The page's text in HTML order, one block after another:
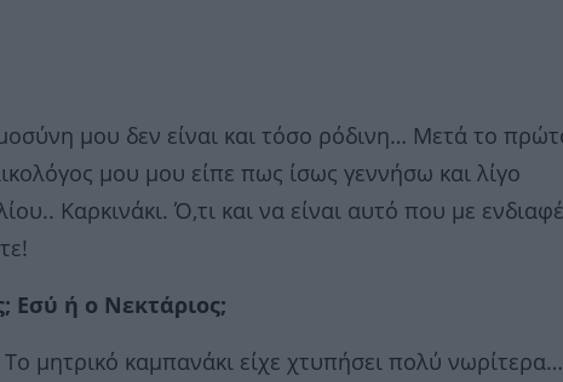
μου δεν είναι και τόσο ρόδινη… Μετά το
μου μου είπε πως ίσως γεννήσω και λίγο
Καρκινάκι. Ό,τι και να είναι αυτό που με
Εσύ ή ο Νεκτάριος;
μητρικό καμπανάκι είχε χτυπήσει πολύ